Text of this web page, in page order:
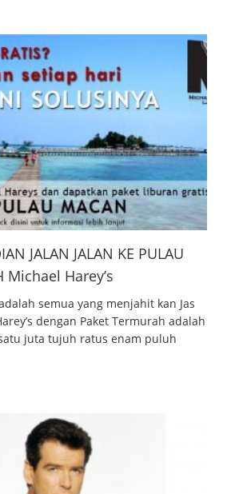
JALAN JALAN KE PULAU
Michael Harey’s
semua yang menjahit kan Jas
dengan Paket Termurah adalah
juta tujuh ratus enam puluh